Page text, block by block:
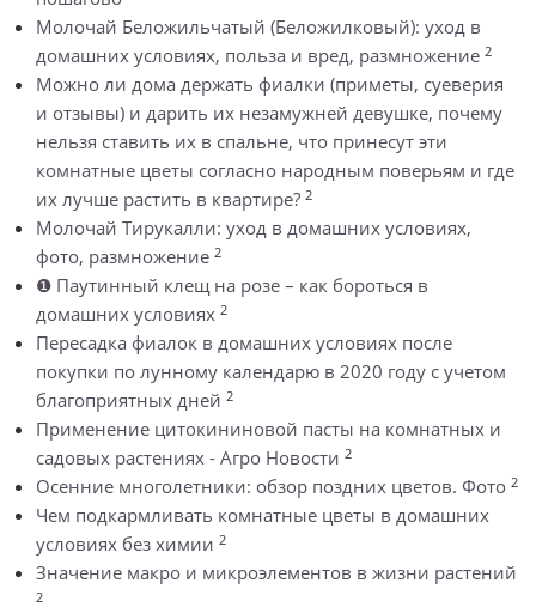
Молочай Беложильчатый (Беложилковый): уход в
домашних условиях, польза и вред, размножение 2
Можно ли дома держать фиалки (приметы, суеверия
и отзывы) и дарить их незамужней девушке, почему
нельзя ставить их в спальне, что принесут эти
комнатные цветы согласно народным поверьям и где
их лучше растить в квартире? 2
Молочай Тирукалли: уход в домашних условиях,
фото, размножение 2
❶ Паутинный клещ на розе – как бороться в
домашних условиях 2
Пересадка фиалок в домашних условиях после
покупки по лунному календарю в 2020 году с учетом
благоприятных дней 2
Применение цитокининовой пасты на комнатных и
садовых растениях - Агро Новости 2
Осенние многолетники: обзор поздних цветов. Фото 2
Чем подкармливать комнатные цветы в домашних
условиях без химии 2
Значение макро и микроэлементов в жизни растений
2